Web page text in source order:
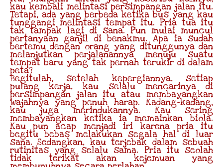
kau kembali melintasi persimpangan jalan itu.
Tetapi, ada yang berbeda ketika bus yang kau
tunggangi melintasi tempat itu. Pria tua itu
tak tampak lagi di sana. Pun mulai muncul
pertanyaan ganjil di benakmu. Apa ia sudah
bertemu dengan orang yang ditunggunya dan
melanjutkan perjalanannya menuju suatu
tempat baru yang tak pernah terukir di dalam
peta?
Begitulah, setelah kepergiannya, setiap
pulang kerja, kau selalu mencarinya di
persimpangan jalan itu atau membayangkan
wajahnya yang penuh harap. Kadang-kadang,
kau juga merindukannya. Kau sering
membayangkan ketika ia memainkan biola.
Kau pun acap menjadi iri karena pria itu
begitu bebas melakukan segala hal di luar
sana. Sedangkan, kau terjebak dalam sebuah
rutinitas yang selalu sama. Pria itu seolah
tidak terikat akan kejemuan yang